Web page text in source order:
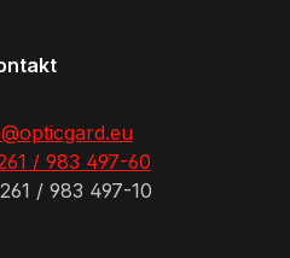
/ 983 497-60
/ 983 497-10